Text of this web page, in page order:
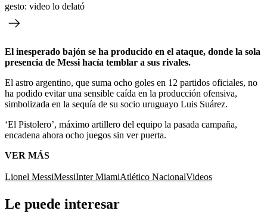
gesto: video lo delató
El inesperado bajón se ha producido en el ataque, donde la sola
presencia de Messi hacía temblar a sus rivales.
El astro argentino, que suma ocho goles en 12 partidos oficiales, no
ha podido evitar una sensible caída en la producción ofensiva,
simbolizada en la sequía de su socio uruguayo Luis Suárez.
‘El Pistolero’, máximo artillero del equipo la pasada campaña,
encadena ahora ocho juegos sin ver puerta.
VER MÁS
Lionel MessiMessiInter MiamiAtlético NacionalVideos
Le puede interesar